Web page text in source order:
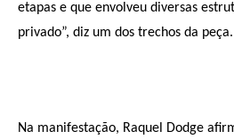
etapas e que envolveu diversas
privado”, diz um dos trechos da peça.
Na manifestação, Raquel Dodge